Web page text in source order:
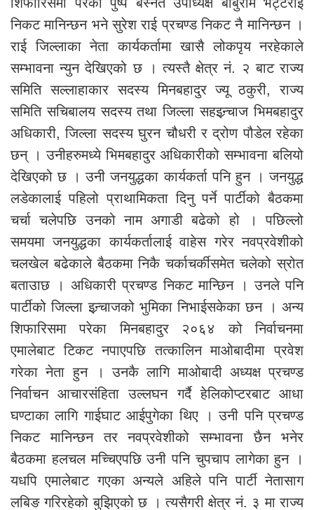
निकट मानिन्छन भने सुरेश राई प्रचण्ड निकट नै मानिन्छन ।
राई जिल्लाका नेता कार्यकर्तामा खासै लोकपृय नरहेकाले
सम्भावना न्युन देखिएको छ । त्यस्तै क्षेत्र नं. २ बाट राज्य
समिति सल्लाहाकार सदस्य मिनबहादुर ज्यू ठकुरी, राज्य
समिति सचिबालय सदस्य तथा जिल्ला सहइन्र्चाज भिमबहादुर
अधिकारी, जिल्ला सदस्य घुरन चौधरी र द्रोण पौडेल रहेका
छन् । उनीहरुमध्ये भिमबहादुर अधिकारीको सम्भावना बलियो
देखिएको छ । उनी जनयुद्धका कार्यकर्ता पनि हुन । जनयुद्ध
लडेकालाई पहिलो प्राथामिकता दिनु पर्ने पार्टीको बैठकमा
चर्चा चलेपछि उनको नाम अगाडी बढेको हो । पछिल्लो
समयमा जनयुद्धका कार्यकर्तालाई वाहेस गरेर नवप्रवेशीको
चलखेल बढेकाले बैठकमा निकै चर्काचर्कीसमेत चलेको स्रोत
बताउाछ । अधिकारी प्रचण्ड निकट मान्छिन । उनले पनि
पार्टीको जिल्ला इन्र्चाजको भुमिका निभाईसकेका छन । अन्य
शिफारिसमा परेका मिनबहादुर २०६४ को निर्वाचनमा
एमालेबाट टिकट नपाएपछि तत्कालिन माओबादीमा प्रवेश
गरेका नेता हुन । उनकै लागि माओबादी अध्यक्ष प्रचण्ड
निर्वाचन आचारसंहिता उल्लघन गर्दै हेलिकोप्टरबाट आधा
घण्टाका लागि गाईघाट आईपुगेका थिए । उनी पनि प्रचण्ड
निकट मानिन्छन तर नवप्रवेशीको सम्भावना छैन भनेर
बैठकमा हलचल मच्चिएपछि उनी पनि चुपचाप लागेका हुन ।
यधपि एमालेबाट गएका अन्यले अहिले पनि पार्टी नेतासाग
लबिङ गरिरहेको बुझिएको छ । त्यसैगरी क्षेत्र नं. ३ मा राज्य